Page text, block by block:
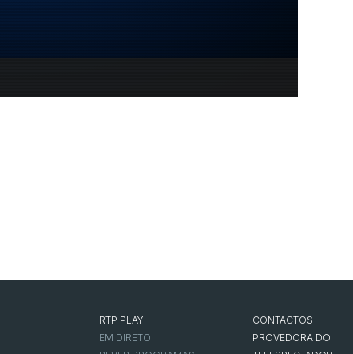
RTP PLAY
EM DIRETO
CONTACTOS
PROVEDORA DO